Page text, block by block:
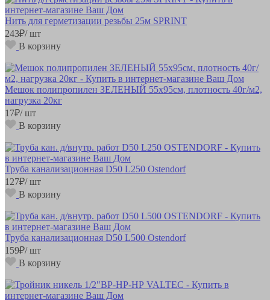
Нить для герметизации резьбы 25м SPRINT
243₽/ шт
В корзину
Мешок полипропилен ЗЕЛЕНЫЙ 55х95см, плотность 40г/м2,
нагрузка 20кг
17₽/ шт
В корзину
Труба канализационная D50 L250 Ostendorf
127₽/ шт
В корзину
Труба канализационная D50 L500 Ostendorf
159₽/ шт
В корзину